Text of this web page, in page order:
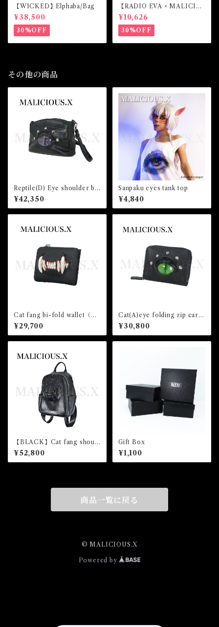
【WICKED】Elphaba/Bag
¥38,500
30%OFF
【RADIO EVA × MALICIO
US.X】EVANGELION Mar
k.07-harness long sleeve
(White)
¥10,626
30%OFF
その他の商品
Reptile(D) Eye shoulder ba
g（crocodile)/Gray
¥42,350
Sanpaku eyes tank top
¥4,840
Cat fang bi-fold wallet（mi
ni)Black
¥29,700
Cat(A)eye folding zip card
& coin case（pocket）/ Gre
en
¥30,800
【BLACK】Cat fang should
er & backpack（snake）
¥52,800
Gift Box
¥1,100
商品一覧に戻る
© MALICIOUS.X
Powered by